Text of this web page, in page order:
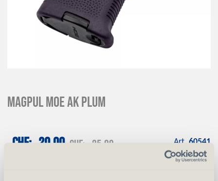
Magpul MOE AK Plum
CHF 25.00
CHF 20.00 Art. 60541